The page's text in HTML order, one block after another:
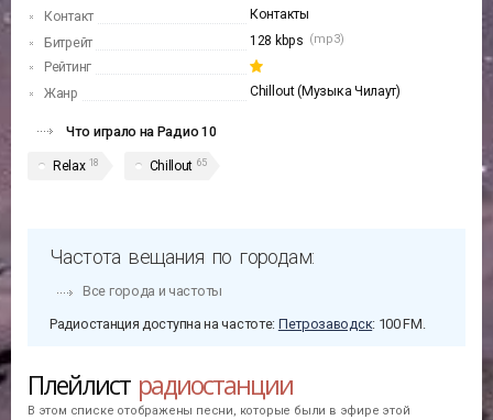
Контакт
Контакты
Битрейт
128 kbps (mp3)
Рейтинг
Жанр
Chillout (Музыка Чилаут)
Что играло на Радио 10
Relax 18 Chillout 65
Частота вещания по городам:
Все города и частоты
Радиостанция доступна на частоте: Петрозаводск: 100 FM.
Плейлист радиостанции
В этом списке отображены песни, которые были в эфире этой